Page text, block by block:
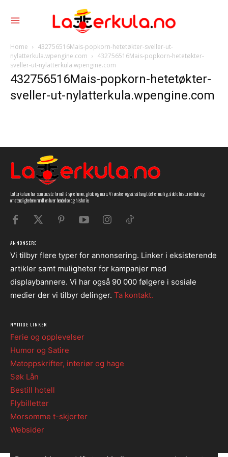
Home
432756516Mais-popkorn-hetetøkter-sveller-ut-
nylatterkula.wpengine.com
432756516Mais-popkorn-hetetøkter-
sveller-ut-nylatterkula.wpengine.com
432756516Mais-popkorn-hetetøkter-
sveller-ut-nylatterkula.wpengine.com
Latterkula.no har som eneste formål å spre humor, glede og moro. Vi ønsker også, så langt det er mulig, å dele historien bak og
omstendighetene rundt en hver hendelse og historie.
ANNONSERE
Vi tilbyr flere typer for annonsering. Linker i eksisterende
artikler samt muligheter for kampanjer med
displaybannere. Vi har også 90 000 følgere i sosiale
medier der vi tilbyr delinger. Ta kontakt.
NYTTIGE LINKER
Ferie og opplevelser
Humor og Satire
Matoppskrifter, interiør og hage
Søk Lån
Bestill hotell
Flybilletter
Morsomme t-skjorter
Websider